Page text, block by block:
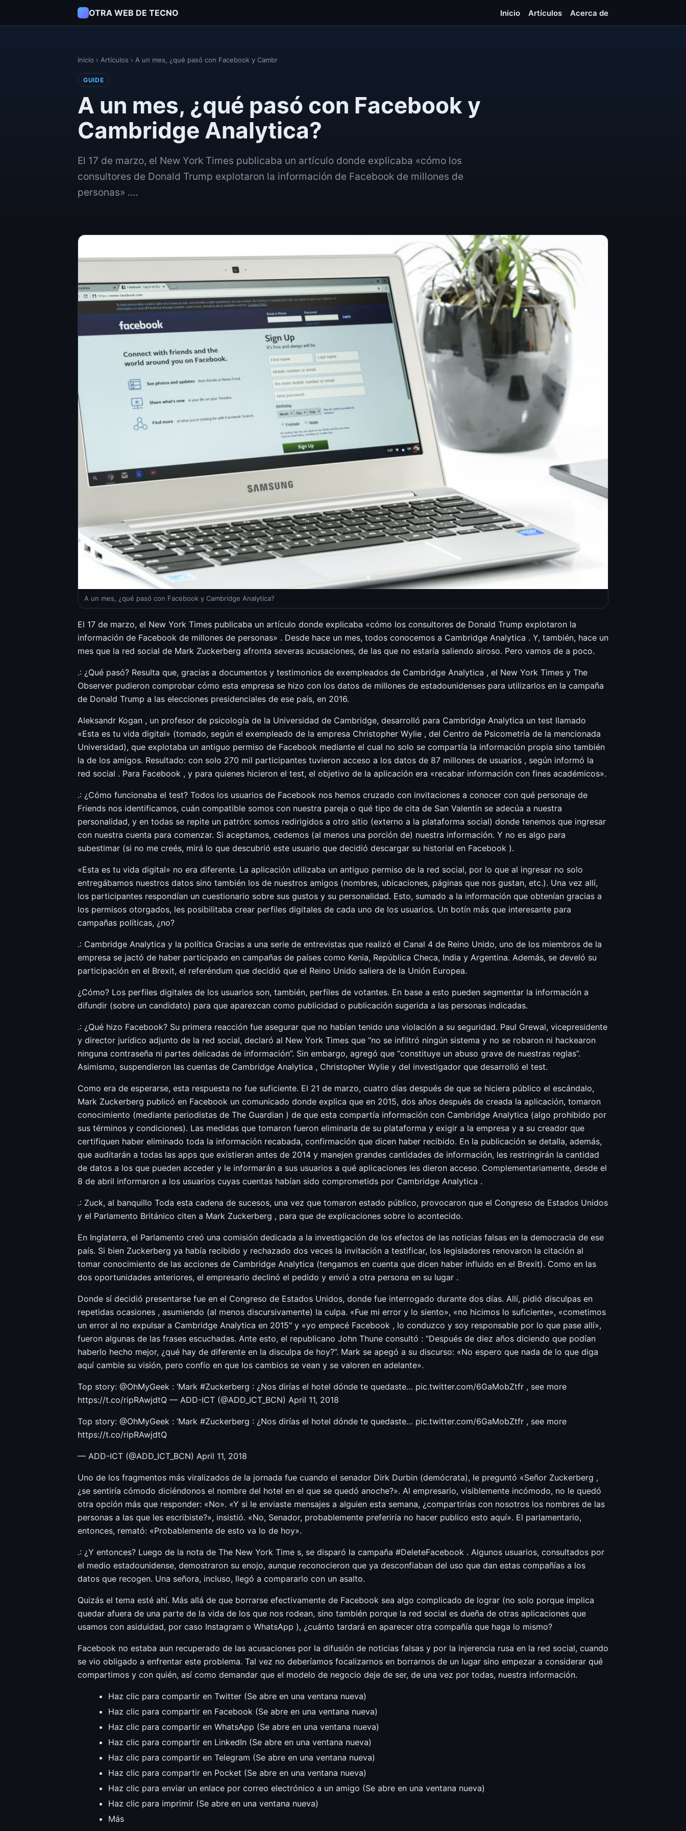
OTRA WEB DE TECNO Inicio Artículos Acerca de
Inicio › Artículos › A un mes, ¿qué pasó con Facebook y Cambr
GUIDE
A un mes, ¿qué pasó con Facebook y
Cambridge Analytica?
El 17 de marzo, el New York Times publicaba un artículo donde explicaba «cómo los
consultores de Donald Trump explotaron la información de Facebook de millones de
personas» .…
A un mes, ¿qué pasó con Facebook y Cambridge Analytica?
El 17 de marzo, el New York Times publicaba un artículo donde explicaba «cómo los consultores de Donald Trump explotaron la
información de Facebook de millones de personas» . Desde hace un mes, todos conocemos a Cambridge Analytica . Y, también, hace un
mes que la red social de Mark Zuckerberg afronta severas acusaciones, de las que no estaría saliendo airoso. Pero vamos de a poco.
.: ¿Qué pasó? Resulta que, gracias a documentos y testimonios de exempleados de Cambridge Analytica , el New York Times y The
Observer pudieron comprobar cómo esta empresa se hizo con los datos de millones de estadounidenses para utilizarlos en la campaña
de Donald Trump a las elecciones presidenciales de ese país, en 2016.
Aleksandr Kogan , un profesor de psicología de la Universidad de Cambridge, desarrolló para Cambridge Analytica un test llamado
«Esta es tu vida digital» (tomado, según el exempleado de la empresa Christopher Wylie , del Centro de Psicometría de la mencionada
Universidad), que explotaba un antiguo permiso de Facebook mediante el cual no solo se compartía la información propia sino también
la de los amigos. Resultado: con solo 270 mil participantes tuvieron acceso a los datos de 87 millones de usuarios , según informó la
red social . Para Facebook , y para quienes hicieron el test, el objetivo de la aplicación era «recabar información con fines académicos».
.: ¿Cómo funcionaba el test? Todos los usuarios de Facebook nos hemos cruzado con invitaciones a conocer con qué personaje de
Friends nos identificamos, cuán compatible somos con nuestra pareja o qué tipo de cita de San Valentín se adecúa a nuestra
personalidad, y en todas se repite un patrón: somos redirigidos a otro sitio (externo a la plataforma social) donde tenemos que ingresar
con nuestra cuenta para comenzar. Si aceptamos, cedemos (al menos una porción de) nuestra información. Y no es algo para
subestimar (si no me creés, mirá lo que descubrió este usuario que decidió descargar su historial en Facebook ).
«Esta es tu vida digital» no era diferente. La aplicación utilizaba un antiguo permiso de la red social, por lo que al ingresar no solo
entregábamos nuestros datos sino también los de nuestros amigos (nombres, ubicaciones, páginas que nos gustan, etc.). Una vez allí,
los participantes respondían un cuestionario sobre sus gustos y su personalidad. Esto, sumado a la información que obtenían gracias a
los permisos otorgados, les posibilitaba crear perfiles digitales de cada uno de los usuarios. Un botín más que interesante para
campañas políticas, ¿no?
.: Cambridge Analytica y la política Gracias a una serie de entrevistas que realizó el Canal 4 de Reino Unido, uno de los miembros de la
empresa se jactó de haber participado en campañas de países como Kenia, República Checa, India y Argentina. Además, se develó su
participación en el Brexit, el referéndum que decidió que el Reino Unido saliera de la Unión Europea.
¿Cómo? Los perfiles digitales de los usuarios son, también, perfiles de votantes. En base a esto pueden segmentar la información a
difundir (sobre un candidato) para que aparezcan como publicidad o publicación sugerida a las personas indicadas.
.: ¿Qué hizo Facebook? Su primera reacción fue asegurar que no habían tenido una violación a su seguridad. Paul Grewal, vicepresidente
y director jurídico adjunto de la red social, declaró al New York Times que “no se infiltró ningún sistema y no se robaron ni hackearon
ninguna contraseña ni partes delicadas de información”. Sin embargo, agregó que “constituye un abuso grave de nuestras reglas”.
Asimismo, suspendieron las cuentas de Cambridge Analytica , Christopher Wylie y del investigador que desarrolló el test.
Como era de esperarse, esta respuesta no fue suficiente. El 21 de marzo, cuatro días después de que se hiciera público el escándalo,
Mark Zuckerberg publicó en Facebook un comunicado donde explica que en 2015, dos años después de creada la aplicación, tomaron
conocimiento (mediante periodistas de The Guardian ) de que esta compartía información con Cambridge Analytica (algo prohibido por
sus términos y condiciones). Las medidas que tomaron fueron eliminarla de su plataforma y exigir a la empresa y a su creador que
certifiquen haber eliminado toda la información recabada, confirmación que dicen haber recibido. En la publicación se detalla, además,
que auditarán a todas las apps que existieran antes de 2014 y manejen grandes cantidades de información, les restringirán la cantidad
de datos a los que pueden acceder y le informarán a sus usuarios a qué aplicaciones les dieron acceso. Complementariamente, desde el
8 de abril informaron a los usuarios cuyas cuentas habían sido comprometids por Cambridge Analytica .
.: Zuck, al banquillo Toda esta cadena de sucesos, una vez que tomaron estado público, provocaron que el Congreso de Estados Unidos
y el Parlamento Británico citen a Mark Zuckerberg , para que de explicaciones sobre lo acontecido.
En Inglaterra, el Parlamento creó una comisión dedicada a la investigación de los efectos de las noticias falsas en la democracia de ese
país. Si bien Zuckerberg ya había recibido y rechazado dos veces la invitación a testificar, los legisladores renovaron la citación al
tomar conocimiento de las acciones de Cambridge Analytica (tengamos en cuenta que dicen haber influido en el Brexit). Como en las
dos oportunidades anteriores, el empresario declinó el pedido y envió a otra persona en su lugar .
Donde sí decidió presentarse fue en el Congreso de Estados Unidos, donde fue interrogado durante dos días. Allí, pidió disculpas en
repetidas ocasiones , asumiendo (al menos discursivamente) la culpa. «Fue mi error y lo siento», «no hicimos lo suficiente», «cometimos
un error al no expulsar a Cambridge Analytica en 2015″ y «yo empecé Facebook , lo conduzco y soy responsable por lo que pase allí»,
fueron algunas de las frases escuchadas. Ante esto, el republicano John Thune consultó : “Después de diez años diciendo que podían
haberlo hecho mejor, ¿qué hay de diferente en la disculpa de hoy?”. Mark se apegó a su discurso: «No espero que nada de lo que diga
aquí cambie su visión, pero confío en que los cambios se vean y se valoren en adelante».
Top story: @OhMyGeek : ‘Mark #Zuckerberg : ¿Nos dirías el hotel dónde te quedaste… pic.twitter.com/6GaMobZtfr , see more
https://t.co/ripRAwjdtQ — ADD-ICT (@ADD_ICT_BCN) April 11, 2018
Top story: @OhMyGeek : ‘Mark #Zuckerberg : ¿Nos dirías el hotel dónde te quedaste… pic.twitter.com/6GaMobZtfr , see more
https://t.co/ripRAwjdtQ
— ADD-ICT (@ADD_ICT_BCN) April 11, 2018
Uno de los fragmentos más viralizados de la jornada fue cuando el senador Dirk Durbin (demócrata), le preguntó «Señor Zuckerberg ,
¿se sentiría cómodo diciéndonos el nombre del hotel en el que se quedó anoche?». Al empresario, visiblemente incómodo, no le quedó
otra opción más que responder: «No». «Y si le enviaste mensajes a alguien esta semana, ¿compartirías con nosotros los nombres de las
personas a las que les escribiste?», insistió. «No, Senador, probablemente preferiría no hacer publico esto aquí». El parlamentario,
entonces, remató: «Probablemente de esto va lo de hoy».
.: ¿Y entonces? Luego de la nota de The New York Time s, se disparó la campaña #DeleteFacebook . Algunos usuarios, consultados por
el medio estadounidense, demostraron su enojo, aunque reconocieron que ya desconfiaban del uso que dan estas compañías a los
datos que recogen. Una señora, incluso, llegó a compararlo con un asalto.
Quizás el tema esté ahí. Más allá de que borrarse efectivamente de Facebook sea algo complicado de lograr (no solo porque implica
quedar afuera de una parte de la vida de los que nos rodean, sino también porque la red social es dueña de otras aplicaciones que
usamos con asiduidad, por caso Instagram o WhatsApp ), ¿cuánto tardará en aparecer otra compañía que haga lo mismo?
Facebook no estaba aun recuperado de las acusaciones por la difusión de noticias falsas y por la injerencia rusa en la red social, cuando
se vio obligado a enfrentar este problema. Tal vez no deberíamos focalizarnos en borrarnos de un lugar sino empezar a considerar qué
compartimos y con quién, así como demandar que el modelo de negocio deje de ser, de una vez por todas, nuestra información.
Haz clic para compartir en Twitter (Se abre en una ventana nueva)
Haz clic para compartir en Facebook (Se abre en una ventana nueva)
Haz clic para compartir en WhatsApp (Se abre en una ventana nueva)
Haz clic para compartir en LinkedIn (Se abre en una ventana nueva)
Haz clic para compartir en Telegram (Se abre en una ventana nueva)
Haz clic para compartir en Pocket (Se abre en una ventana nueva)
Haz clic para enviar un enlace por correo electrónico a un amigo (Se abre en una ventana nueva)
Haz clic para imprimir (Se abre en una ventana nueva)
Más